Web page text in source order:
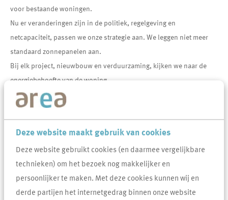
Deze website maakt gebruik van cookies
Deze website gebruikt cookies (en daarmee vergelijkbare
technieken) om het bezoek nog makkelijker en
persoonlijker te maken. Met deze cookies kunnen wij en
derde partijen het internetgedrag binnen onze website
voor bestaande woningen.
Nu er veranderingen zijn in de politiek, regelgeving en
netcapaciteit, passen we onze strategie aan. We leggen niet meer
standaard zonnepanelen aan.
Bij elk project, nieuwbouw en verduurzaming, kijken we naar de
energiebehoefte van de woning.
Ons doel is om voldoende energie op te wekken voor eigen
gebruik, zonder veel terug te leveren aan het net. Bij netcongestie
kan het zelfs voorkomen dat we minder of geen zonnepanelen
plaatsen.
We hebben inmiddels op bijna alle geschikte daken zonnepanelen
geïnstalleerd.
In 2024 hebben we de laatste panelen op individuele woningen